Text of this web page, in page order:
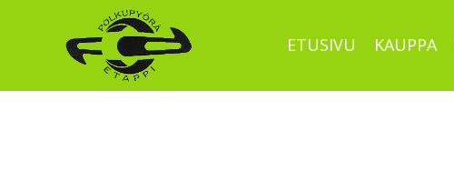
ETUSIVU KAUPPA